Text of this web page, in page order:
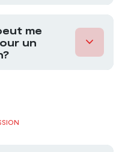
me
un